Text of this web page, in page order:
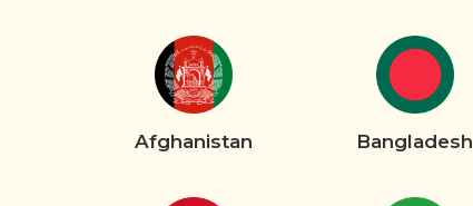
Afghanistan Bangladesh